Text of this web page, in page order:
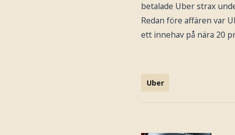
betalade Uber strax
Redan före affären var
ett innehav på nära 20
Uber